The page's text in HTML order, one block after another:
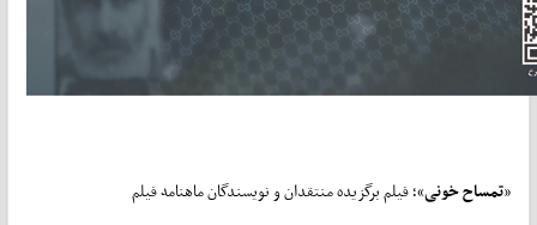
«تمساح خونی»؛ فیلم برگزیده منتقدان و نویسندگان ماهنامه فیلم